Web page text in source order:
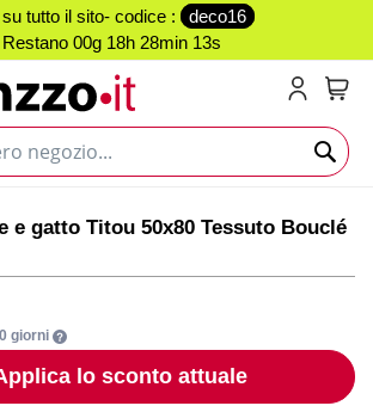
su tutto il sito- codice :
deco16
Restano 00g 18h 28min 13s
e gatto Titou 50x80 Tessuto Bouclé
giorni
lo sconto attuale